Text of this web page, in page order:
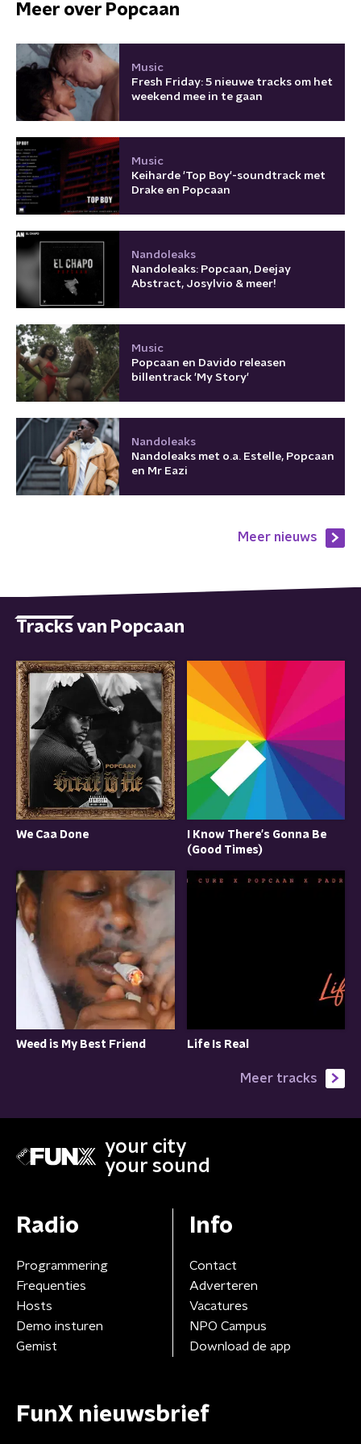
Meer over Popcaan
Music
Fresh Friday: 5 nieuwe tracks om het
weekend mee in te gaan
Music
Keiharde 'Top Boy'-soundtrack met
Drake en Popcaan
Nandoleaks
Nandoleaks: Popcaan, Deejay
Abstract, Josylvio & meer!
Music
Popcaan en Davido releasen
billentrack 'My Story'
Nandoleaks
Nandoleaks met o.a. Estelle, Popcaan
en Mr Eazi
Meer nieuws
Tracks van Popcaan
We Caa Done
I Know There's Gonna Be
(Good Times)
Weed is My Best Friend Life Is Real
Meer tracks
your city
your sound
Radio
Programmering
Frequenties
Hosts
Demo insturen
Gemist
Info
Contact
Adverteren
Vacatures
NPO Campus
Download de app
FunX nieuwsbrief